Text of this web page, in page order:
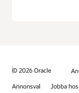
© 2026 Oracle
Annonsval
Jobba